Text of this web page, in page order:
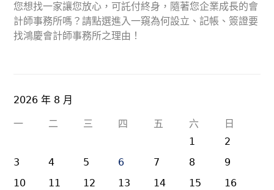
您想找一家讓您放心，可託付終身，隨著您企業成長的會
計師事務所嗎？請點選進入一窺為何設立、記帳、簽證要
找鴻慶會計師事務所之理由！
2026 年 8 月
一 二 三 四 五 六
日
1
2
3
4 5 6 7 8
9
10
11 12 13 14 15
16